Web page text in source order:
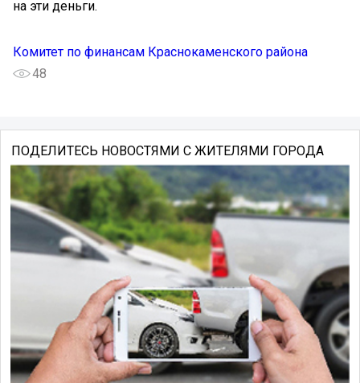
на эти деньги.
Комитет по финансам Краснокаменского района
48
ПОДЕЛИТЕСЬ НОВОСТЯМИ С ЖИТЕЛЯМИ ГОРОДА